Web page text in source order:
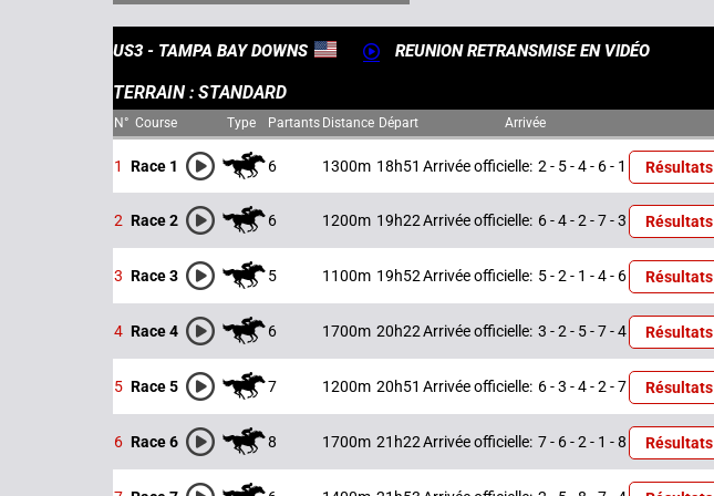
US3 - TAMPA BAY DOWNS REUNION RETRANSMISE EN VIDÉO
TERRAIN : STANDARD
N° Course Type Partants Distance Départ Arrivée
1 Race 1 6 1300m 18h51 Arrivée officielle: 2 - 5 - 4 - 6 - 1 Résultats
2 Race 2 6 1200m 19h22Arrivée officielle: 6 - 4 - 2 - 7 - 3 Résultats
3 Race 3 5 1100m 19h52Arrivée officielle: 5 - 2 - 1 - 4 - 6 Résultats
4 Race 4 6 1700m 20h22Arrivée officielle: 3 - 2 - 5 - 7 - 4 Résultats
5 Race 5 7 1200m 20h51 Arrivée officielle: 6 - 3 - 4 - 2 - 7 Résultats
6 Race 6 8 1700m 21h22Arrivée officielle: 7 - 6 - 2 - 1 - 8 Résultats